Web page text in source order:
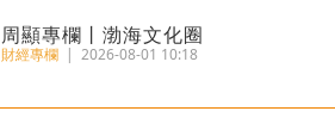
周顯專欄丨渤海文化圈
財經專欄 | 2026-08-01 10:18